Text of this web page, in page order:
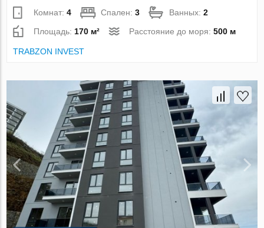
Комнат:4 Спален:3 Ванных:2
Площадь:170 м² Расстояние до моря:500 м
TRABZON INVEST